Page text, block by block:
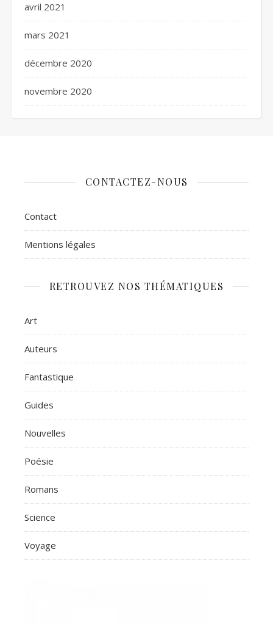
avril 2021
mars 2021
décembre 2020
novembre 2020
CONTACTEZ-NOUS
Contact
Mentions légales
RETROUVEZ NOS THÉMATIQUES
Art
Auteurs
Fantastique
Guides
Nouvelles
Poésie
Romans
Science
Voyage